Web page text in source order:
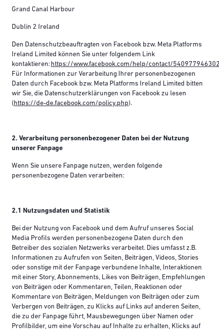
Grand Canal Harbour
Dublin 2 Ireland
Den Datenschutzbeauftragten von Facebook bzw. Meta Platforms
Ireland Limited können Sie unter folgendem Link
kontaktieren: https://www.facebook.com/help/contact/
Für Informationen zur Verarbeitung Ihrer personenbezogenen
Daten durch Facebook bzw. Meta Platforms Ireland Limited bitten
wir Sie, die Datenschutzerklärungen von Facebook zu lesen
(https://de-de.facebook.com/policy.php).
2. Verarbeitung personenbezogener Daten bei der Nutzung
unserer Fanpage
Wenn Sie unsere Fanpage nutzen, werden folgende
personenbezogene Daten verarbeiten:
2.1 Nutzungsdaten und Statistik
Bei der Nutzung von Facebook und dem Aufruf unseres Social
Media Profils werden personenbezogene Daten durch den
Betreiber des sozialen Netzwerks verarbeitet. Dies umfasst z.B.
Informationen zu Aufrufen von Seiten, Beiträgen, Videos, Stories
oder sonstige mit der Fanpage verbundene Inhalte, Interaktionen
mit einer Story, Abonnements, Likes von Beiträgen, Empfehlungen
von Beiträgen oder Kommentaren, Teilen, Reaktionen oder
Kommentare von Beiträgen, Meldungen von Beiträgen oder zum
Verbergen von Beiträgen, zu Klicks auf Links auf anderen Seiten,
die zu der Fanpage führt, Mausbewegungen über Namen oder
Profilbilder, um eine Vorschau auf Inhalte zu erhalten, Klicks auf